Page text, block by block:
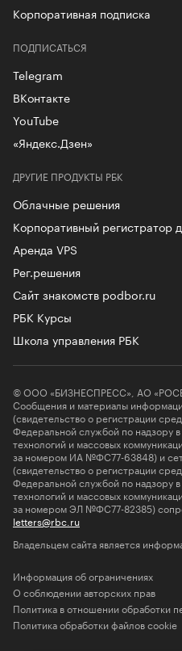
Корпоративная подписка
ДРУГИЕ ПРОДУКТЫ РБК
Облачные решения
Корпоративный регистратор
Аренда VPS
Рег.решения
Сайт знакомств podbor.ru
РБК Курсы
Школа управления РБК
ПОДПИСАТЬСЯ
Telegram
ВКонтакте
YouTube
«Яндекс.Дзен»
© ООО «БИЗНЕСПРЕСС», АО
Сообщения и материалы
(свидетельство о регистрации
Федеральной службой по надзору
технологий и массовых
за номером ИА №ФС77-63848) и
(свидетельство о регистрации
Федеральной службой по надзору
технологий и массовых
за номером ЭЛ №ФС77-82385)
letters@rbc.ru
Владельцем сайта является
Информация об ограничениях
О соблюдении авторских прав
Политика в отношении обработки
Политика обработки файлов cookie